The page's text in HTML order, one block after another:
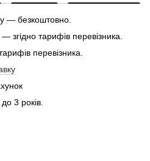
— безкоштовно.
тарифів перевізника.
перевізника.
3 років.